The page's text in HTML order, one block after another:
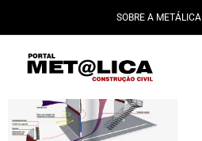
conteúdo
SOBRE A METÁLICA